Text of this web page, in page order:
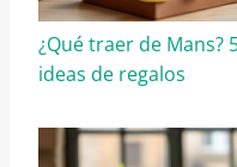
¿Qué traer de Mans?
ideas de regalos